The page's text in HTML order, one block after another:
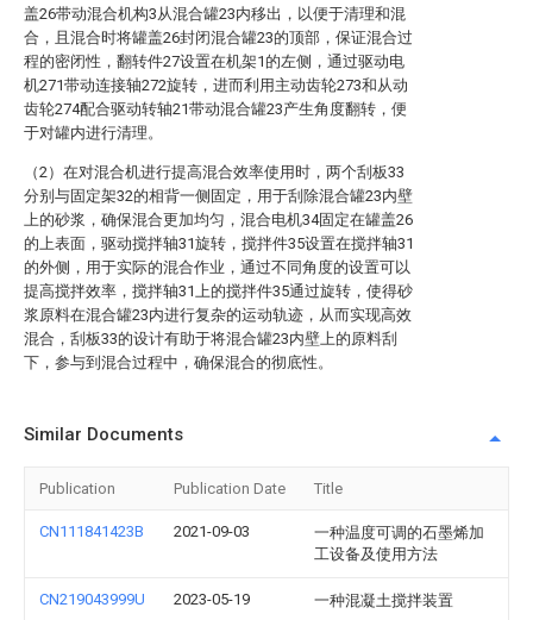
盖26带动混合机构3从混合罐23内移出，以便于清理和混
合，且混合时将罐盖26封闭混合罐23的顶部，保证混合过
程的密闭性，翻转件27设置在机架1的左侧，通过驱动电
机271带动连接轴272旋转，进而利用主动齿轮273和从动
齿轮274配合驱动转轴21带动混合罐23产生角度翻转，便
于对罐内进行清理。
（2）在对混合机进行提高混合效率使用时，两个刮板33
分别与固定架32的相背一侧固定，用于刮除混合罐23内壁
上的砂浆，确保混合更加均匀，混合电机34固定在罐盖26
的上表面，驱动搅拌轴31旋转，搅拌件35设置在搅拌轴31
的外侧，用于实际的混合作业，通过不同角度的设置可以
提高搅拌效率，搅拌轴31上的搅拌件35通过旋转，使得砂
浆原料在混合罐23内进行复杂的运动轨迹，从而实现高效
混合，刮板33的设计有助于将混合罐23内壁上的原料刮
下，参与到混合过程中，确保混合的彻底性。
Similar Documents
Publication Publication Date Title
CN111841423B 2021-09-03
一种温度可调的石墨烯加
工设备及使用方法
CN219043999U 2023-05-19 一种混凝土搅拌装置